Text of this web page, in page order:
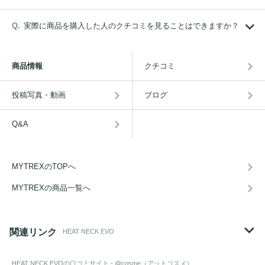
実際に商品を購入した人のクチコミを見ることはできますか？
商品情報 クチコミ
投稿写真・動画 ブログ
Q&A
MYTREXのTOPへ
MYTREXの商品一覧へ
関連リンク HEAT NECK EVO
HEAT NECK EVOの口コミサイト - @cosme（アットコスメ）